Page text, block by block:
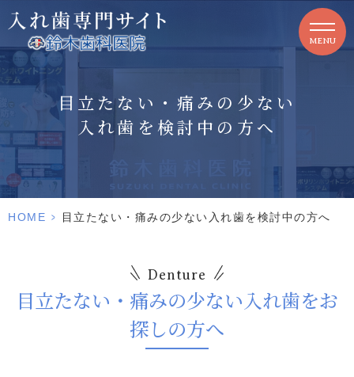
MENU
目立たない・痛みの少ない
入れ歯を検討中の方へ
HOME > 目立たない・痛みの少ない入れ歯を検討中の方へ
Denture
目立たない・痛みの少ない入れ歯をお
探しの方へ